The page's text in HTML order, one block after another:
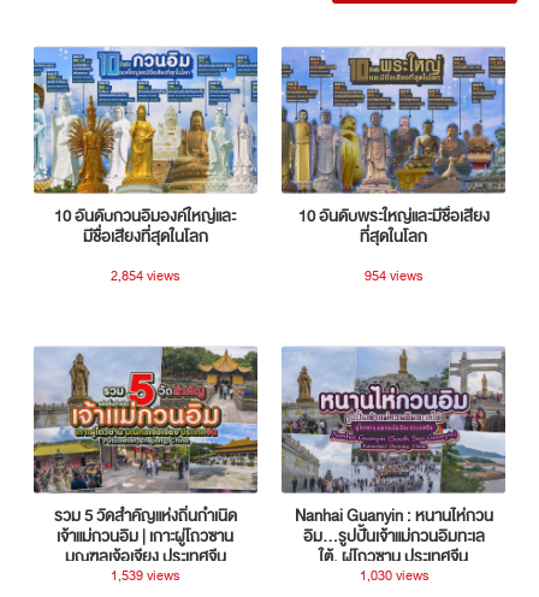
10 อันดับกวนอิมองค์ใหญ่และ
มีชื่อเสียงที่สุดในโลก
2,854 views
10 อันดับพระใหญ่และมีชื่อเสียง
ที่สุดในโลก
954 views
รวม 5 วัดสำคัญแห่งถิ่นกำเนิด
เจ้าแม่กวนอิม | เกาะผู่โถวซาน
มณฑลเจ้อเจียง ประเทศจีน
1,539 views
Nanhai Guanyin : หนานไห่กวน
อิม...รูปปั้นเจ้าแม่กวนอิมทะเล
ใต้, ผู่โถวซาน ประเทศจีน
1,030 views